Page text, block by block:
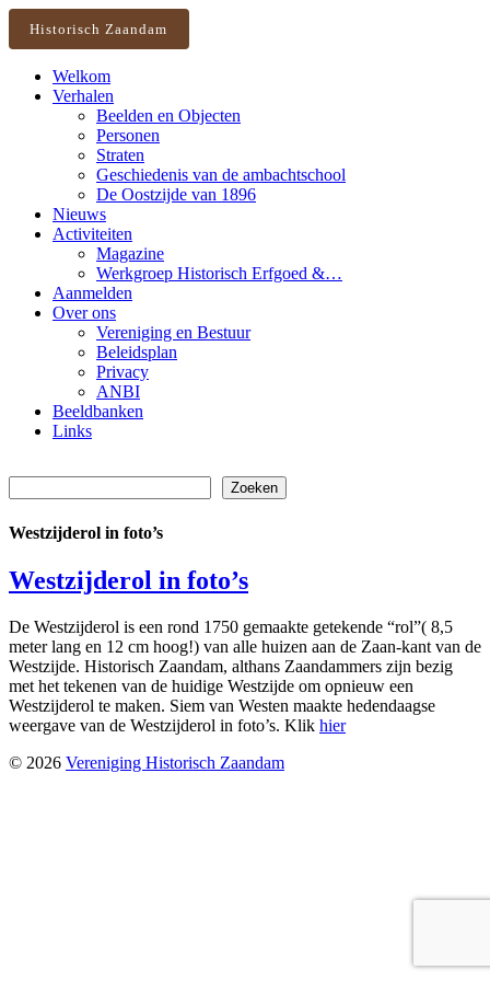
Historisch Zaandam
Welkom
Verhalen
Beelden en Objecten
Personen
Straten
Geschiedenis van de ambachtschool
De Oostzijde van 1896
Nieuws
Activiteiten
Magazine
Werkgroep Historisch Erfgoed &…
Aanmelden
Over ons
Vereniging en Bestuur
Beleidsplan
Privacy
ANBI
Beeldbanken
Links
Zoeken
Westzijderol in foto’s
Westzijderol in foto’s
De Westzijderol is een rond 1750 gemaakte getekende “rol”( 8,5
meter lang en 12 cm hoog!) van alle huizen aan de Zaan-kant van de
Westzijde. Historisch Zaandam, althans Zaandammers zijn bezig
met het tekenen van de huidige Westzijde om opnieuw een
Westzijderol te maken. Siem van Westen maakte hedendaagse
weergave van de Westzijderol in foto’s. Klik hier
© 2026 Vereniging Historisch Zaandam